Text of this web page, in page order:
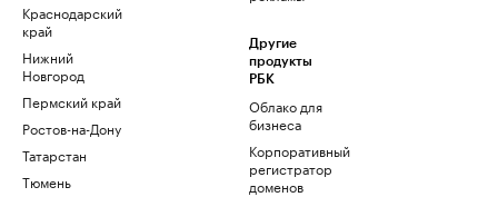
Краснодарский
край
Нижний
Новгород
Пермский край
Ростов-на-Дону
Татарстан
Тюмень
Другие
продукты
РБК
Облако для
бизнеса
Корпоративный
регистратор
доменов